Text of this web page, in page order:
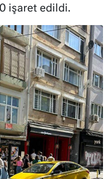
işaret edildi.